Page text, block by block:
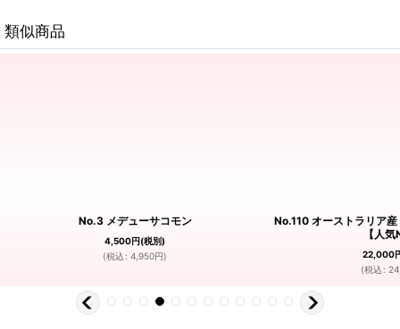
類似商品
No.3 メデューサコモン
4,500円(税別)
(税込 : 4,950円)
No.110 オーストラリ
【人
22,000
(税込 :